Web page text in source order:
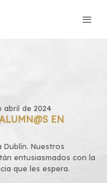
abril de 2024
EN
Dublín. Nuestros
entusiasmados con la
que les espera.